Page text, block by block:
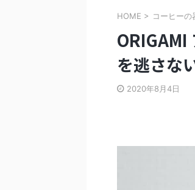
HOME > コーヒーの
ORIGAMI
を逃さな
2020年8月4日